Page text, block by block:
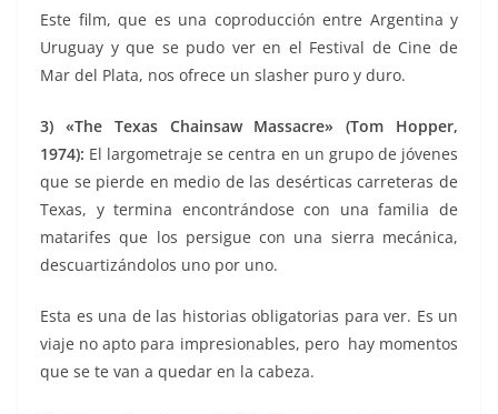
Este film, que es una coproducción entre Argentina y
Uruguay y que se pudo ver en el Festival de Cine de
Mar del Plata, nos ofrece un slasher puro y duro.
3) «The Texas Chainsaw Massacre» (Tom Hopper,
1974): El largometraje se centra en un grupo de jóvenes
que se pierde en medio de las desérticas carreteras de
Texas, y termina encontrándose con una familia de
matarifes que los persigue con una sierra mecánica,
descuartizándolos uno por uno.
Esta es una de las historias obligatorias para ver. Es un
viaje no apto para impresionables, pero hay momentos
que se te van a quedar en la cabeza.